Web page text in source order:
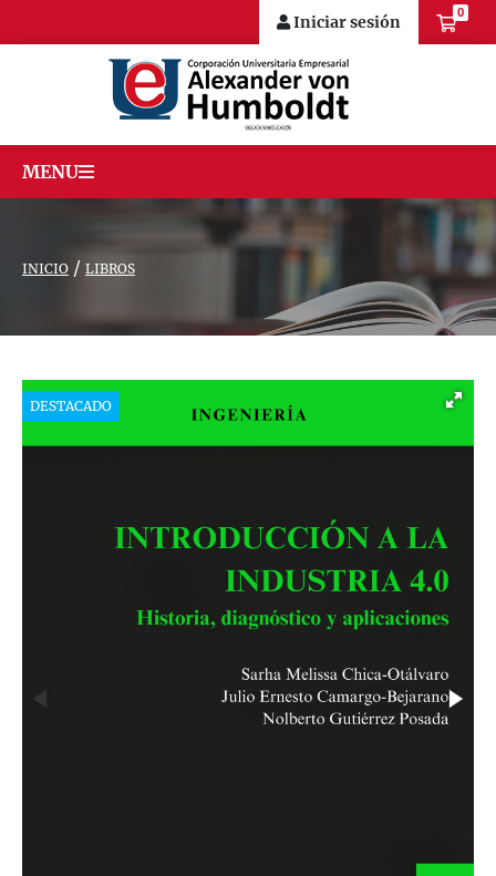
Iniciar sesión 0
MENU
INICIO / LIBROS
DESTACADO